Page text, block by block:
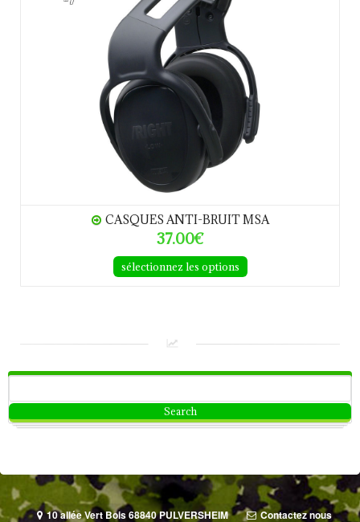
CASQUES ANTI-BRUIT MSA
37.00€
sélectionnez les options
10 allée Vert Bois 68840 PULVERSHEIM Contactez nous